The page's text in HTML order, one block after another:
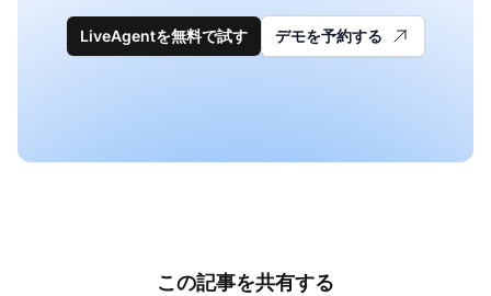
LiveAgentを無料で試す デモを予約する
この記事を共有する